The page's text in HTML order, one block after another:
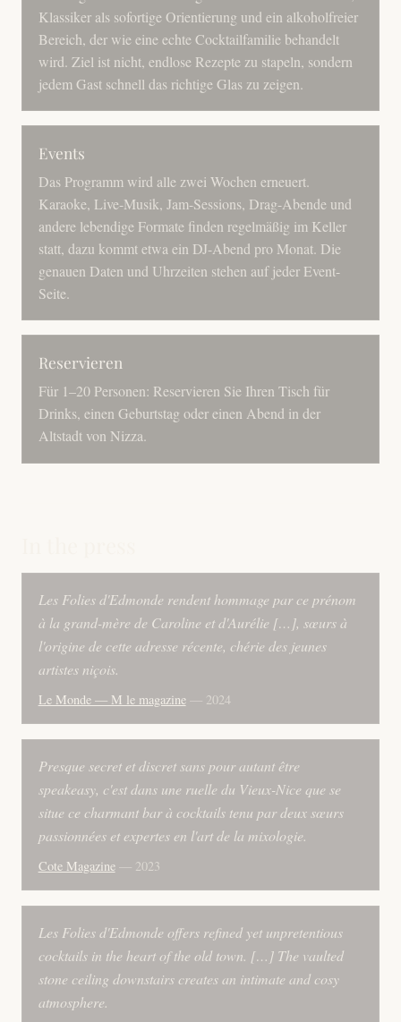
Klassiker als sofortige Orientierung und ein alkoholfreier
Bereich, der wie eine echte Cocktailfamilie behandelt
wird. Ziel ist nicht, endlose Rezepte zu stapeln, sondern
jedem Gast schnell das richtige Glas zu zeigen.
Events
Das Programm wird alle zwei Wochen erneuert.
Karaoke, Live-Musik, Jam-Sessions, Drag-Abende und
andere lebendige Formate finden regelmäßig im Keller
statt, dazu kommt etwa ein DJ-Abend pro Monat. Die
genauen Daten und Uhrzeiten stehen auf jeder Event-
Seite.
Reservieren
Für 1–20 Personen: Reservieren Sie Ihren Tisch für
Drinks, einen Geburtstag oder einen Abend in der
Altstadt von Nizza.
Les Folies d'Edmonde rendent hommage par ce prénom
à la grand-mère de Caroline et d'Aurélie […], sœurs à
l'origine de cette adresse récente, chérie des jeunes
artistes niçois.
Le Monde — M le magazine— 2024
Presque secret et discret sans pour autant être
speakeasy, c'est dans une ruelle du Vieux-Nice que se
situe ce charmant bar à cocktails tenu par deux sœurs
passionnées et expertes en l'art de la mixologie.
Cote Magazine— 2023
Les Folies d'Edmonde offers refined yet unpretentious
cocktails in the heart of the old town. […] The vaulted
stone ceiling downstairs creates an intimate and cosy
atmosphere.